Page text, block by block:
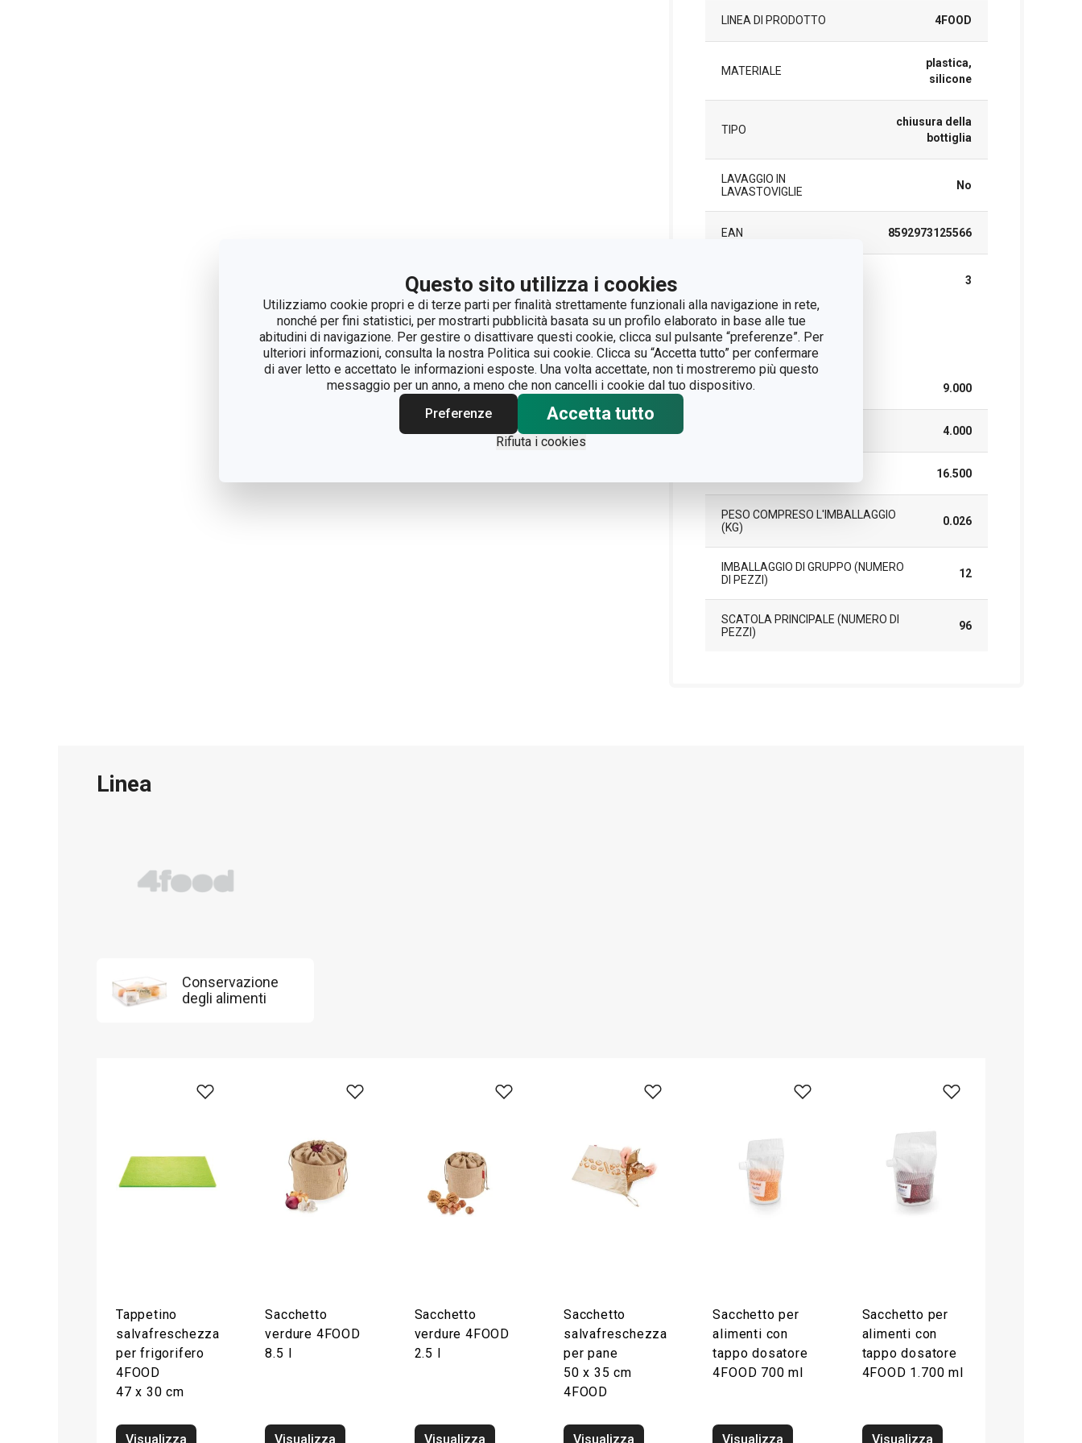
Questo sito utilizza i cookies
Utilizziamo cookie propri e di terze parti per finalità strettamente funzionali alla navigazione in rete,
nonché per fini statistici, per mostrarti pubblicità basata su un profilo elaborato in base alle tue
abitudini di navigazione. Per gestire o disattivare questi cookie, clicca sul pulsante “preferenze”. Per
ulteriori informazioni, consulta la nostra Politica sui cookie. Clicca su “Accetta tutto” per confermare
di aver letto e accettato le informazioni esposte. Una volta accettate, non ti mostreremo più questo
messaggio per un anno, a meno che non cancelli i cookie dal tuo dispositivo.
Preferenze
Accetta tutto
Rifiuta i cookies
LINEA DI PRODOTTO 4FOOD
MATERIALE
plastica,
silicone
TIPO
chiusura della
bottiglia
LAVAGGIO IN
LAVASTOVIGLIE
No
EAN 8592973125566
3
Pacchetto
LARGHEZZA (CM) 9.000
4.000
16.500
PESO COMPRESO L'IMBALLAGGIO
(KG)
0.026
IMBALLAGGIO DI GRUPPO (NUMERO
DI PEZZI)
12
SCATOLA PRINCIPALE (NUMERO DI
PEZZI)
96
Linea
Conservazione
degli alimenti
Tappetino
salvafreschezza
per frigorifero
4FOOD
47 x 30 cm
Visualizza
Sacchetto
verdure 4FOOD
8.5 l
Visualizza
Sacchetto
verdure 4FOOD
2.5 l
Visualizza
Sacchetto
salvafreschezza
per pane
50 x 35 cm
4FOOD
Visualizza
Sacchetto per
alimenti con
tappo dosatore
4FOOD 700 ml
Visualizza
Sacchetto per
alimenti con
tappo dosatore
4FOOD 1.700 ml
Visualizza